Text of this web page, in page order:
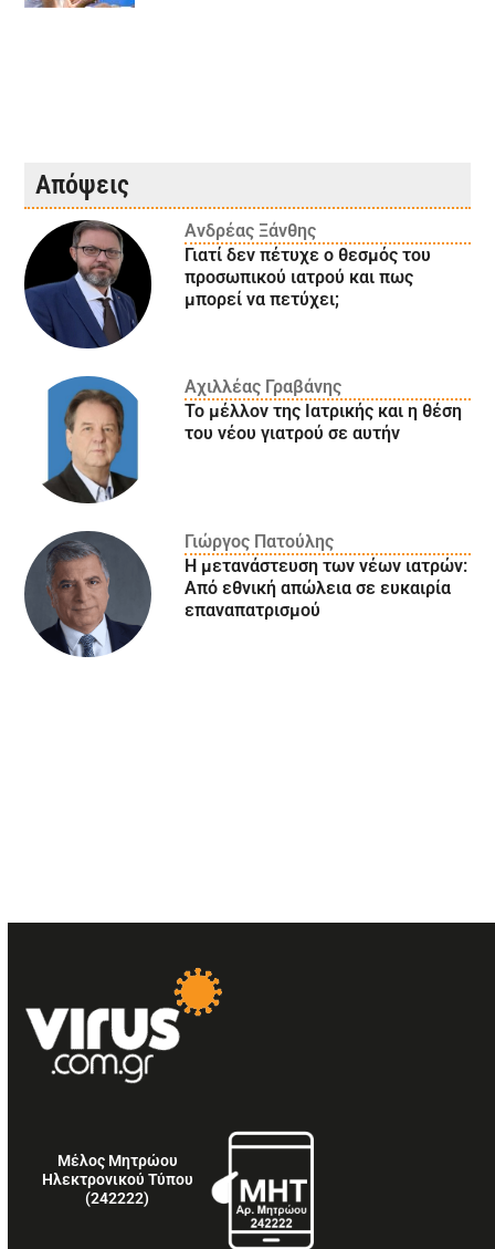
Απόψεις
Ανδρέας Ξάνθης
Γιατί δεν πέτυχε ο θεσμός του
προσωπικού ιατρού και πως
μπορεί να πετύχει;
Αχιλλέας Γραβάνης
Το μέλλον της Ιατρικής και η θέση
του νέου γιατρού σε αυτήν
Γιώργος Πατούλης
Η μετανάστευση των νέων ιατρών:
Aπό εθνική απώλεια σε ευκαιρία
επαναπατρισμού
Μέλος Μητρώου
Ηλεκτρονικού Τύπου
(242222)